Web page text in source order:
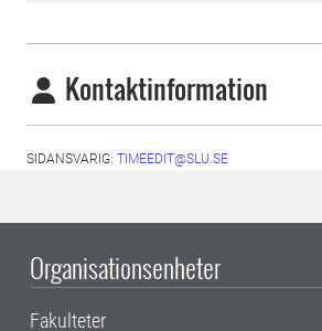
Kontaktinformation
SIDANSVARIG: TIMEEDIT@SLU.SE
Organisationsenheter
Fakulteter